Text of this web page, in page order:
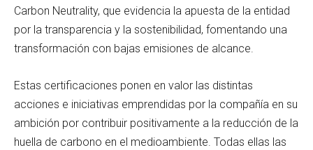
Carbon Neutrality, que evidencia la apuesta de la entidad
por la transparencia y la sostenibilidad, fomentando una
transformación con bajas emisiones de alcance.
Estas certificaciones ponen en valor las distintas
acciones e iniciativas emprendidas por la compañía en su
ambición por contribuir positivamente a la reducción de la
huella de carbono en el medioambiente. Todas ellas las